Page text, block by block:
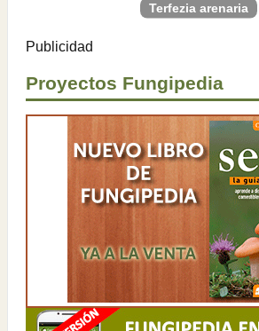
Terfezia arenaria
Publicidad
Proyectos Fungipedia